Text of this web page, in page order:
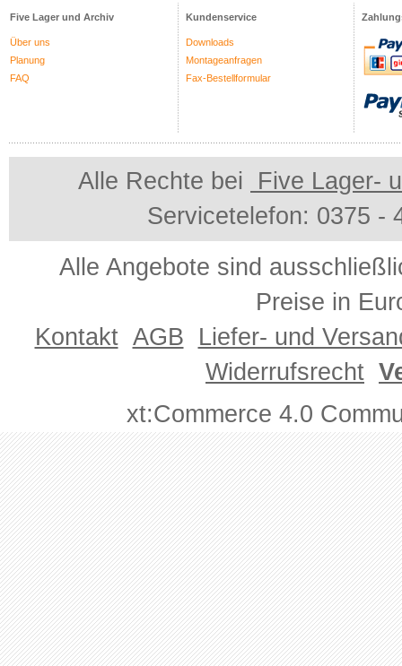
Five Lager und Archiv
Über uns
Planung
FAQ
Kundenservice
Downloads
Montageanfragen
Fax-Bestellformular
Alle Rechte bei
Five Lager-
Servicetelefon: 0375 -
Alle Angebote sind
Preise in
Kontakt AGB
Liefer- und
Widerrufsrecht
xt:Commerce 4.0